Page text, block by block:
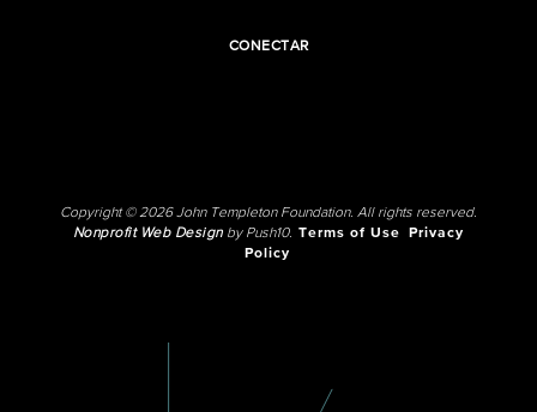
CONECTAR
Copyright © 2026 John Templeton Foundation. All rights reserved.
Nonprofit Web Designby Push10. Terms of Use
Privacy
Policy